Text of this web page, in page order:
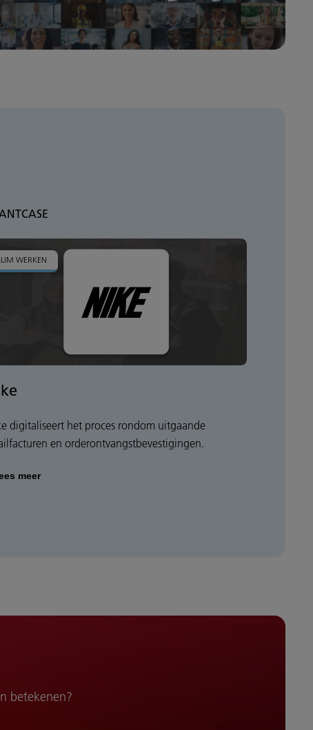
WERKEN
digitaliseert het proces rondom uitgaande
en orderontvangstbevestigingen.
meer
betekenen?